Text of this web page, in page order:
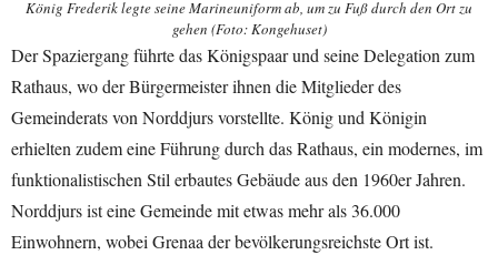
König Frederik legte seine Marineuniform ab, um zu Fuß durch den Ort zu
gehen (Foto: Kongehuset)
Der Spaziergang führte das Königspaar und seine Delegation zum
Rathaus, wo der Bürgermeister ihnen die Mitglieder des
Gemeinderats von Norddjurs vorstellte. König und Königin
erhielten zudem eine Führung durch das Rathaus, ein modernes, im
funktionalistischen Stil erbautes Gebäude aus den 1960er Jahren.
Norddjurs ist eine Gemeinde mit etwas mehr als 36.000
Einwohnern, wobei Grenaa der bevölkerungsreichste Ort ist.